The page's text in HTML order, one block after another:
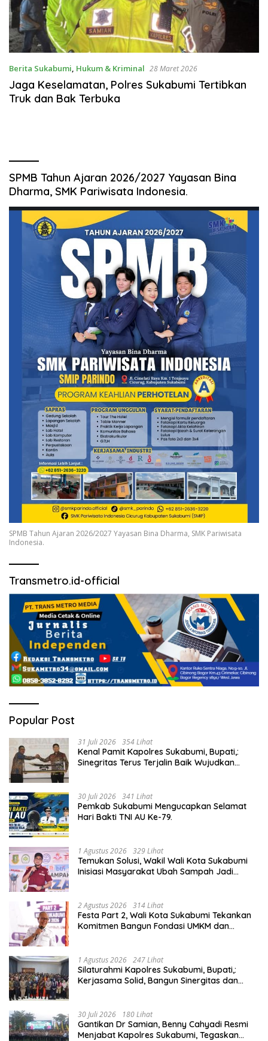
Berita Sukabumi Hukum & Kriminal 28 Maret 2026
Jaga Keselamatan, Polres Sukabumi Tertibkan
Truk dan Bak Terbuka
SPMB Tahun Ajaran 2026/2027 Yayasan Bina
Dharma, SMK Pariwisata Indonesia.
SPMB Tahun Ajaran 2026/2027 Yayasan Bina Dharma, SMK Pariwisata
Indonesia.
Transmetro.id-official
Popular Post
31 Juli 2026 354 Lihat
Kenal Pamit Kapolres Sukabumi, Bupati,:
Sinegritas Terus Terjalin Baik Wujudkan
30 Juli 2026 341 Lihat
Pemkab Sukabumi Mengucapkan Selamat
Hari Bakti TNI AU Ke-79.
1 Agustus 2026 329 Lihat
Temukan Solusi, Wakil Wali Kota Sukabumi
Inisiasi Masyarakat Ubah Sampah Jadi
2 Agustus 2026 314 Lihat
Festa Part 2, Wali Kota Sukabumi Tekankan
Komitmen Bangun Fondasi UMKM dan
1 Agustus 2026 247 Lihat
Silaturahmi Kapolres Sukabumi, Bupati,:
Kerjasama Solid, Bangun Sinergitas dan
30 Juli 2026 180 Lihat
Gantikan Dr Samian, Benny Cahyadi Resmi
Menjabat Kapolres Sukabumi, Tegaskan